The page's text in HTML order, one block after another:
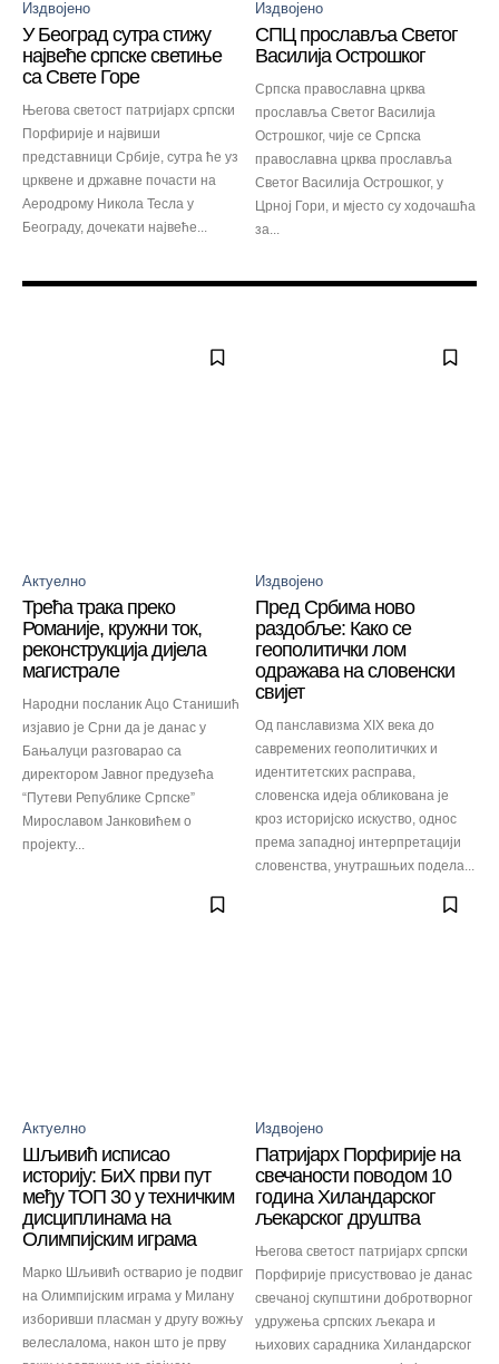
Издвојено
У Београд сутра стижу
највеће српске светиње
са Свете Горе
Његова светост патријарх српски
Порфирије и највиши
представници Србије, сутра ће уз
црквене и државне почасти на
Аеродрому Никола Тесла у
Београду, дочекати највеће...
Издвојено
СПЦ прославља Светог
Василија Острошког
Српска православна црква
прославља Светог Василија
Острошког, чије се Српска
православна црква прославља
Светог Василија Острошког, у
Црној Гори, и мјесто су ходочашћа
за...
Актуелно
Трећа трака преко
Романије, кружни ток,
реконструкција дијела
магистрале
Народни посланик Ацо Станишић
изјавио је Срни да је данас у
Бањалуци разговарао са
директором Јавног предузећа
“Путеви Републике Српске”
Мирославом Јанковићем о
пројекту...
Издвојено
Пред Србима ново
раздобље: Како се
геополитички лом
одражава на словенски
свијет
Од панславизма XIX века до
савремених геополитичких и
идентитетских расправа,
словенска идеја обликована је
кроз историјско искуство, однос
према западној интерпретацији
словенства, унутрашњих подела...
Актуелно
Шљивић исписао
историју: БиХ први пут
међу ТОП 30 у техничким
дисциплинама на
Олимпијским играма
Марко Шљивић остварио је подвиг
на Олимпијским играма у Милану
изборивши пласман у другу вожњу
велеслалома, након што је прву
Издвојено
Патријарх Порфирије на
свечаности поводом 10
година Хиландарског
љекарског друштва
Његова светост патријарх српски
Порфирије присуствовао је данас
свечаној скупштини добротворног
удружења српских љекара и
њихових сарадника Хиландарског